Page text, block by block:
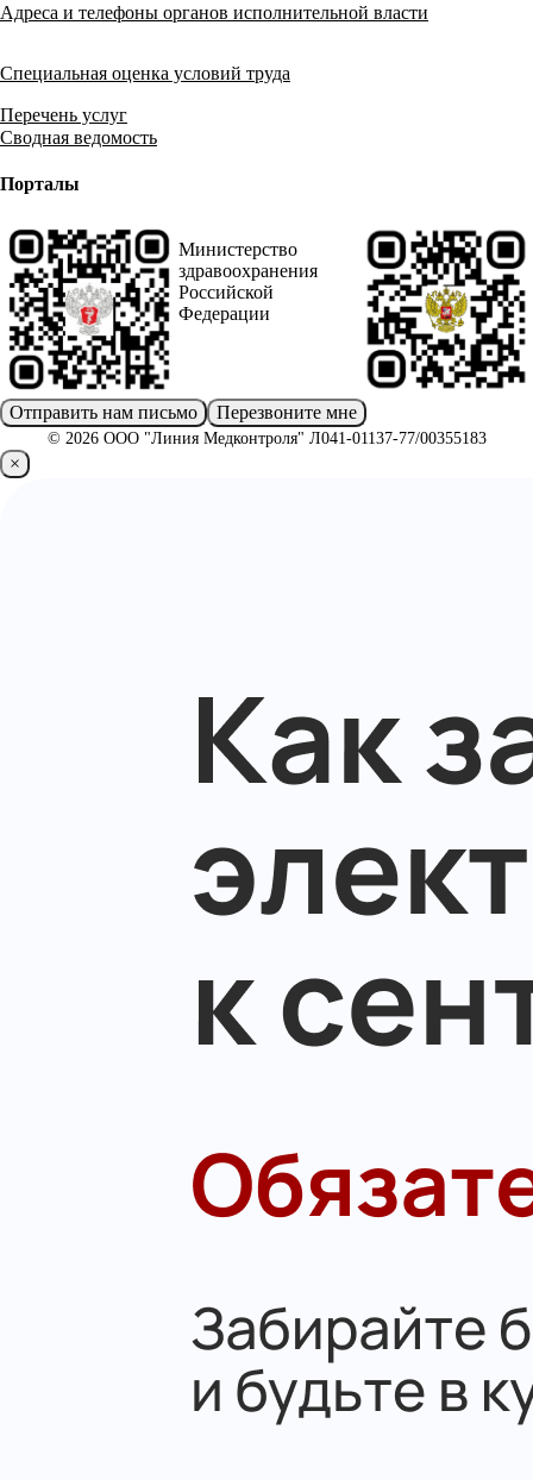
Адреса и телефоны органов исполнительной власти
Специальная оценка условий труда
Перечень услуг
Сводная ведомость
Порталы
Министерство
здравоохранения
Российской
Федерации
Отправить нам письмо Перезвоните мне
© 2026 ООО "Линия Медконтроля" Л041-01137-77/00355183
×